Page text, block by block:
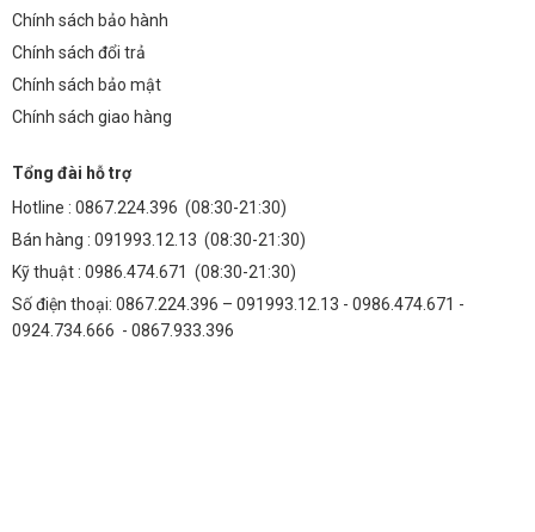
Chính sách bảo hành
Chính sách đổi trả
Chính sách bảo mật
Chính sách giao hàng
Tổng đài hỗ trợ
Hotline : 0867.224.396 (08:30-21:30)
Bán hàng : 091993.12.13 (08:30-21:30)
Kỹ thuật : 0986.474.671 (08:30-21:30)
Số điện thoại: 0867.224.396 – 091993.12.13 - 0986.474.671 -
0924.734.666 - 0867.933.396